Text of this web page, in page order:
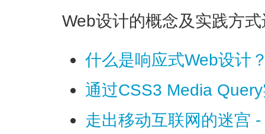
Web设计的概念及实践方
什么是响应式Web设计
通过CSS3 Media
走出移动互联网的迷宫